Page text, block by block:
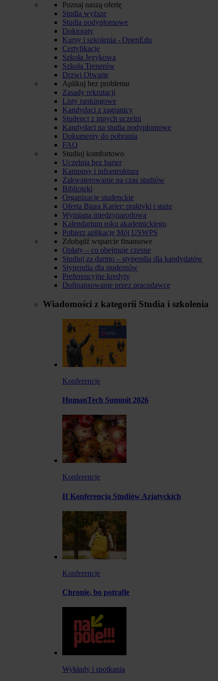
Poznaj naszą ofertę
Studia wyższe
Studia podyplomowe
Doktoraty
Kursy i szkolenia - OpenEdu
Certyfikacje
Szkoła Językowa
Szkoła Trenerów
Drzwi Otwarte
Aplikuj bez problemu
Zasady rekrutacji
Listy rankingowe
Kandydaci z zagranicy
Studenci z innych uczelni
Kandydaci na studia podyplomowe
Dokumenty do pobrania
FAQ
Studiuj komfortowo
Uczelnia bez barier
Kampusy i infrastruktura
Zakwaterowanie na czas studiów
Biblioteki
Organizacje studenckie
Oferta Biura Karier: praktyki i staże
Wymiana międzynarodowa
Kalendarium roku akademickiego
Pobierz aplikację Mój USWPS
Zdobądź wsparcie finansowe
Opłaty – co obejmuje czesne
Studiuj za darmo – stypendia dla kandydatów
Stypendia dla studentów
Preferencyjne kredyty
Dofinansowanie przez pracodawcę
Wiadomości z kategorii Studia i szkolenia
Konferencje
HumanTech Summit 2026
Konferencje
II Konferencja Studiów Azjatyckich
Konferencje
Chronię, bo potrafię
Wykłady i spotkania